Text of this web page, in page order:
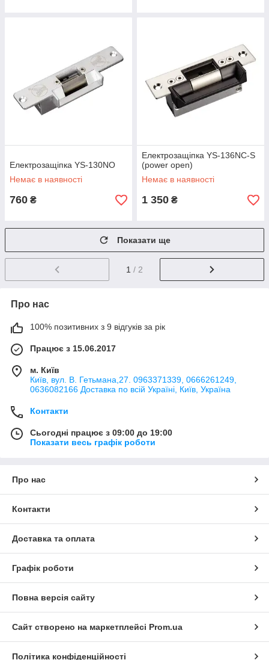
Електрозащіпка YS-130NO
Немає в наявності
760 ₴
Електрозащіпка YS-136NC-S
(power open)
Немає в наявності
1 350 ₴
Показати ще
1 / 2
Про нас
100% позитивних з 9 відгуків за рік
Працює з 15.06.2017
м. Київ
Київ, вул. В. Гетьмана,27. 0963371339, 0666261249,
0636082166 Доставка по всій Україні, Київ, Україна
Контакти
Сьогодні працює з 09:00 до 19:00
Показати весь графік роботи
Про нас
Контакти
Доставка та оплата
Графік роботи
Повна версія сайту
Сайт створено на маркетплейсі Prom.ua
Політика конфіденційності